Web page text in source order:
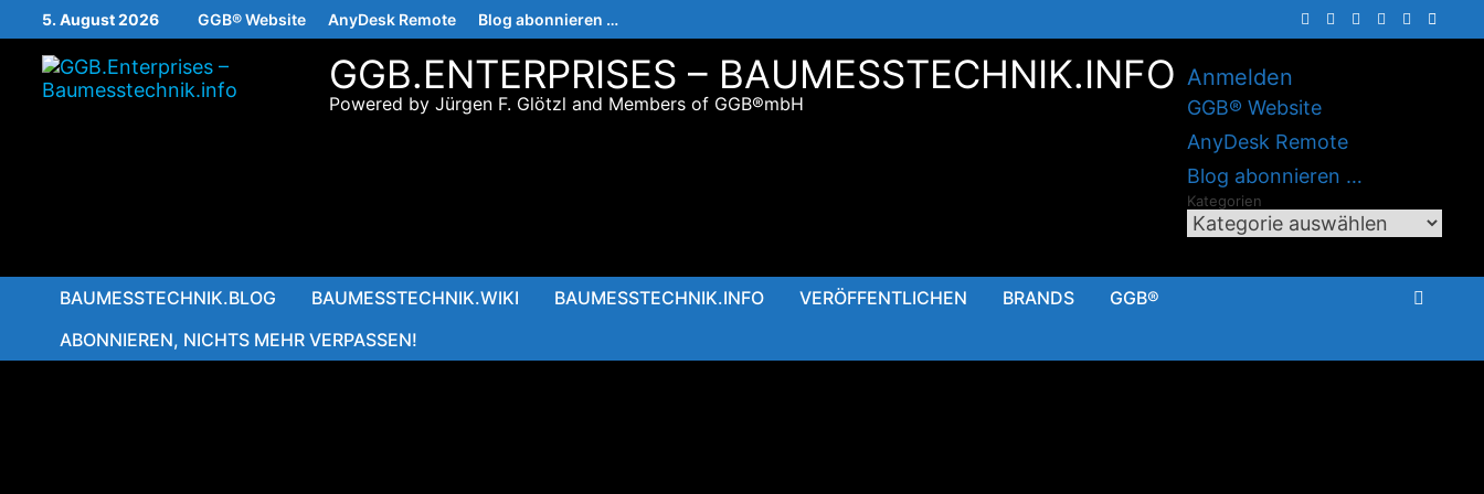
Zurück
zum
Inhalt
5. August 2026 GGB® Website AnyDesk Remote Blog abonnieren …
GGB.ENTERPRISES – BAUMESSTECHNIK.INFO
Powered by Jürgen F. Glötzl and Members of GGB®mbH
Anmelden
GGB® Website
AnyDesk Remote
Blog abonnieren …
Kategorien
BAUMESSTECHNIK.BLOG BAUMESSTECHNIK.WIKI BAUMESSTECHNIK.INFO VERÖFFENTLICHEN BRANDS
GGB®
ABONNIEREN, NICHTS MEHR VERPASSEN!